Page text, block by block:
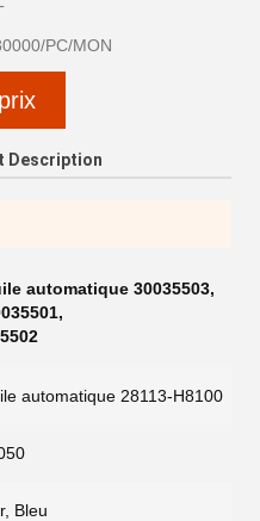
PC/MON
Description
automatique 30035503,
,
automatique 28113-H8100
Bleu